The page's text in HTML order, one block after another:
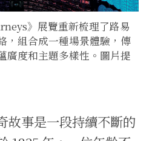
》展覽重新梳理了路易
，組合成一種場景體驗，傳
廣度和主題多樣性。圖片提
故事是一段持續不斷的